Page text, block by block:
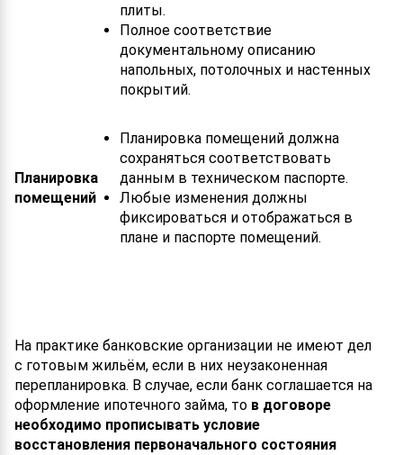
плиты.
Полное соответствие
документальному описанию
напольных, потолочных и настенных
покрытий.
Планировка
помещений
Планировка помещений должна
сохраняться соответствовать
данным в техническом паспорте.
Любые изменения должны
фиксироваться и отображаться в
плане и паспорте помещений.
На практике банковские организации не имеют дел
с готовым жильём, если в них неузаконенная
перепланировка. В случае, если банк соглашается на
оформление ипотечного займа, то в договоре
необходимо прописывать условие
восстановления первоначального состояния